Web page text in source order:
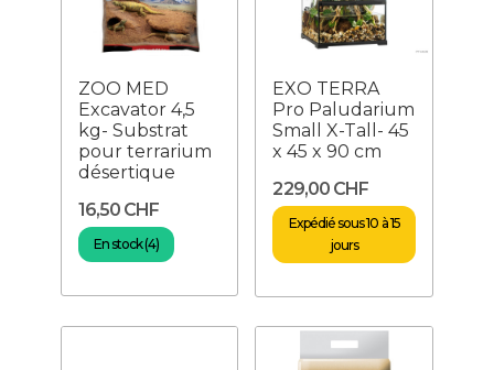
ZOO MED
Excavator 4,5
kg- Substrat
pour terrarium
désertique
16,50 CHF
En stock (4)
EXO TERRA
Pro Paludarium
Small X-Tall- 45
x 45 x 90 cm
229,00 CHF
Expédié sous 10 à 15
jours